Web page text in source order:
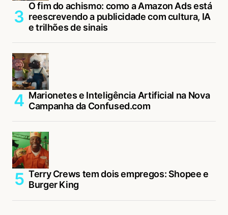
O fim do achismo: como a Amazon Ads está
reescrevendo a publicidade com cultura, IA
e trilhões de sinais
Marionetes e Inteligência Artificial na Nova
Campanha da Confused.com
Terry Crews tem dois empregos: Shopee e
Burger King